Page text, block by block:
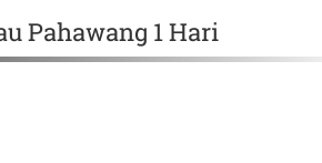
Pahawang 1 Hari